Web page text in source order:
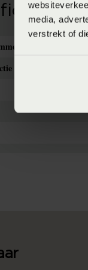
media,
verstrekt of